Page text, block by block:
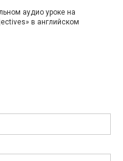
аудио уроке на
в английском